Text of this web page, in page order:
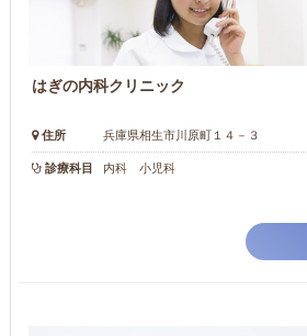
はぎの内科クリニック
住所 兵庫県相生市川原町１４－３
診療科目 内科 小児科